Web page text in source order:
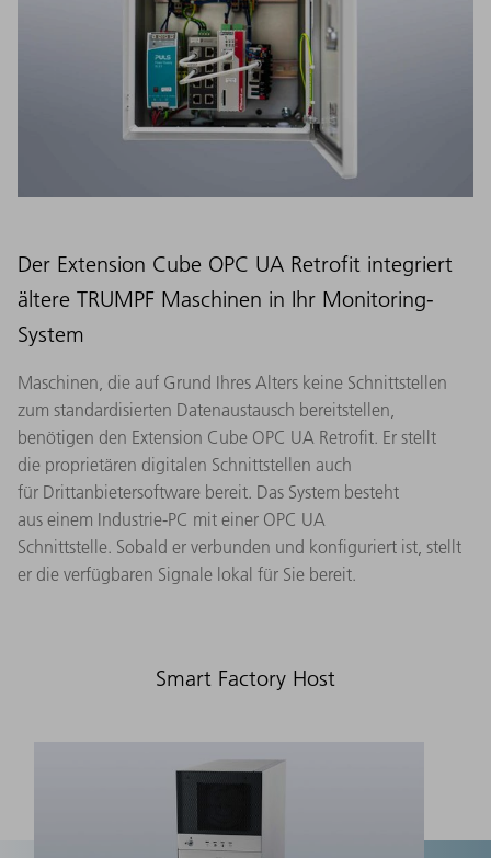
Der Extension Cube OPC UA Retrofit integriert
ältere TRUMPF Maschinen in Ihr Monitoring-
System
Maschinen, die auf Grund Ihres Alters keine Schnittstellen
zum standardisierten Datenaustausch bereitstellen,
benötigen den Extension Cube OPC UA Retrofit. Er stellt
die proprietären digitalen Schnittstellen auch
für Drittanbietersoftware bereit. Das System besteht
aus einem Industrie-PC mit einer OPC UA
Schnittstelle. Sobald er verbunden und konfiguriert ist, stellt
er die verfügbaren Signale lokal für Sie bereit.​
Smart Factory Host